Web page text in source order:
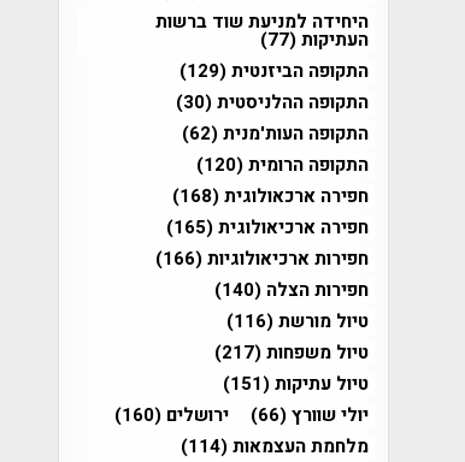
היחידה למניעת שוד ברשות
העתיקות(77)
התקופה הביזנטית(129)
התקופה ההלניסטית(30)
התקופה העות'מנית(62)
התקופה הרומית(120)
חפירה ארכאולוגית(168)
חפירה ארכיאולוגית(165)
חפירות ארכיאולוגיות(166)
חפירות הצלה (140)
טיול מורשת(116)
טיול משפחות(217)
טיול עתיקות(151)
יולי שוורץ(66) ירושלים (160)
מלחמת העצמאות(114)